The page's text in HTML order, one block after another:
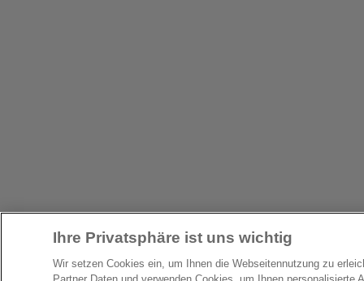
Ihre Privatsphäre ist uns wichtig
Wir setzen Cookies ein, um Ihnen die Webseitennutzung zu